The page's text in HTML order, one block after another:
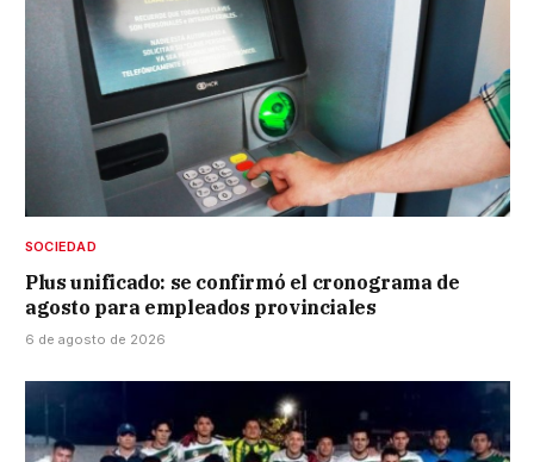
SOCIEDAD
Plus unificado: se confirmó el cronograma de
agosto para empleados provinciales
6 de agosto de 2026